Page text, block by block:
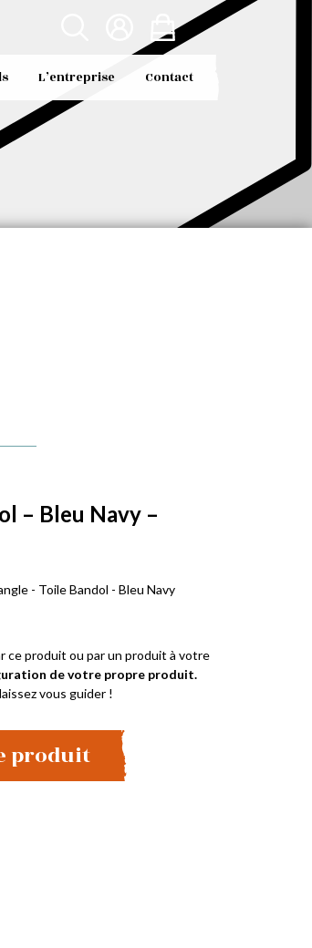
L’entreprise Contact
– Bleu Navy –
- Toile Bandol - Bleu Navy
ce produit ou par un produit à votre
de votre propre produit.
vous guider !
produit